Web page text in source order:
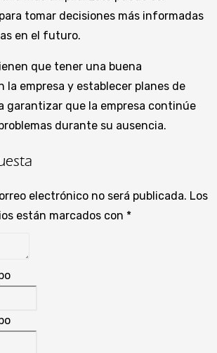
tomar decisiones más informadas
en el futuro.
que tener una buena
la empresa y establecer planes de
garantizar que la empresa continúe
durante su ausencia.
electrónico no será publicada. Los
están marcados con *